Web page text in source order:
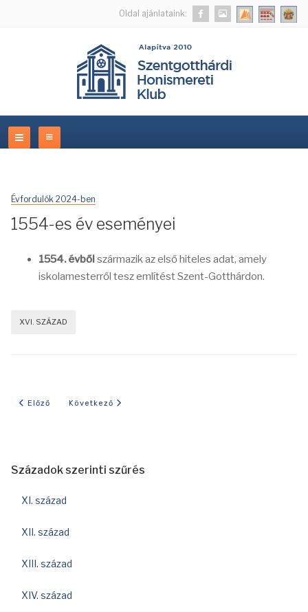
Oldal ajánlataink:
Évfordulók 2024-ben
1554-es év eseményei
1554. évbőlszármazik az első hiteles adat, amely
iskolamesterről tesz említést Szent-Gotthárdon.
XVI. SZÁZAD
Előző cikk: 1614-es év eseményei
Előző Következő cikk: 1489-es év eseményei
Következő
Századok szerinti szűrés
XI. század
XII. század
XIII. század
XIV. század